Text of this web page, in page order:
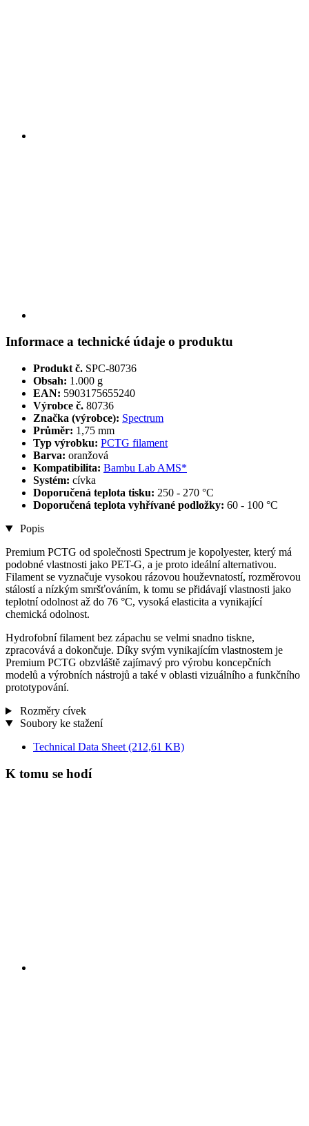
Informace a technické údaje o produktu
Produkt č. SPC-80736
Obsah: 1.000 g
EAN: 5903175655240
Výrobce č. 80736
Značka (výrobce): Spectrum
Průměr: 1,75 mm
Typ výrobku: PCTG filament
Barva: oranžová
Kompatibilita: Bambu Lab AMS*
Systém: cívka
Doporučená teplota tisku: 250 - 270 °C
Doporučená teplota vyhřívané podložky: 60 - 100 °C
Popis
Premium PCTG od společnosti Spectrum je kopolyester, který má
podobné vlastnosti jako PET-G, a je proto ideální alternativou.
Filament se vyznačuje vysokou rázovou houževnatostí, rozměrovou
stálostí a nízkým smršťováním, k tomu se přidávají vlastnosti jako
teplotní odolnost až do 76 °C, vysoká elasticita a vynikající
chemická odolnost.
Hydrofobní filament bez zápachu se velmi snadno tiskne,
zpracovává a dokončuje. Díky svým vynikajícím vlastnostem je
Premium PCTG obzvláště zajímavý pro výrobu koncepčních
modelů a výrobních nástrojů a také v oblasti vizuálního a funkčního
prototypování.
Rozměry cívek
Soubory ke stažení
Technical Data Sheet (212,61 KB)
K tomu se hodí